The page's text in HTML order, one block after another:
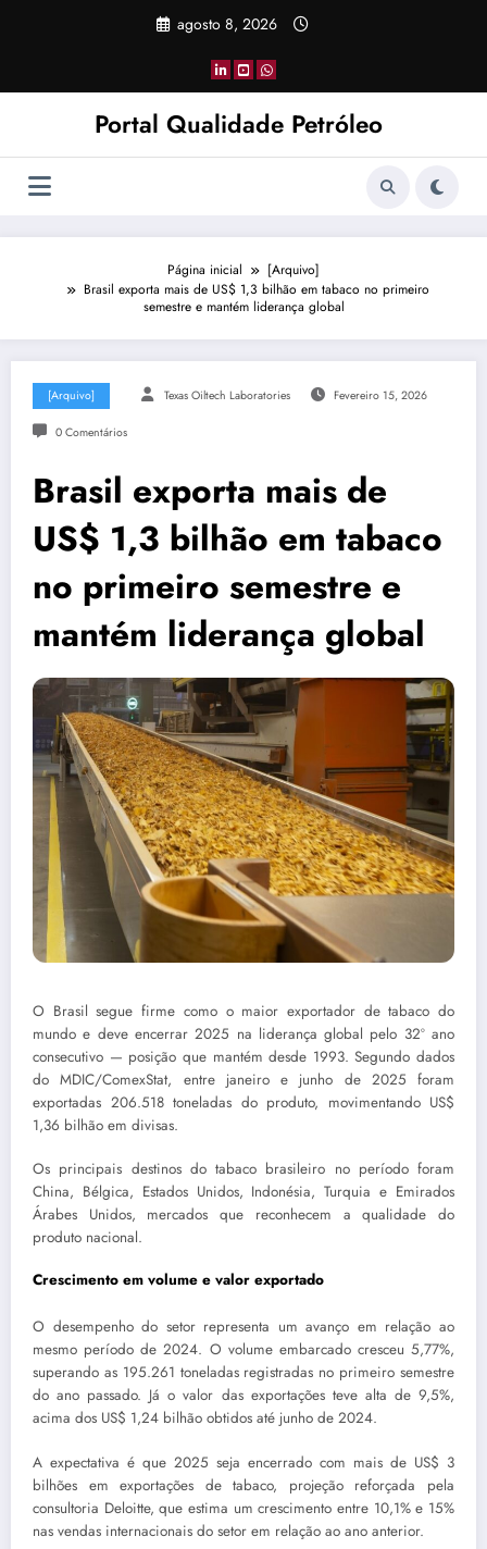
agosto 8, 2026
Portal Qualidade Petróleo
Página inicial
[Arquivo]
Brasil exporta mais de US$ 1,3 bilhão em tabaco no primeiro
semestre e mantém liderança global
[Arquivo] Texas Oiltech Laboratories Fevereiro 15, 2026
0 Comentários
Brasil exporta mais de
US$ 1,3 bilhão em tabaco
no primeiro semestre e
mantém liderança global
O Brasil segue firme como o maior exportador de tabaco do
mundo e deve encerrar 2025 na liderança global pelo 32º ano
consecutivo — posição que mantém desde 1993. Segundo dados
do MDIC/ComexStat, entre janeiro e junho de 2025 foram
exportadas 206.518 toneladas do produto, movimentando US$
1,36 bilhão em divisas.
Os principais destinos do tabaco brasileiro no período foram
China, Bélgica, Estados Unidos, Indonésia, Turquia e Emirados
Árabes Unidos, mercados que reconhecem a qualidade do
produto nacional.
Crescimento em volume e valor exportado
O desempenho do setor representa um avanço em relação ao
mesmo período de 2024. O volume embarcado cresceu 5,77%,
superando as 195.261 toneladas registradas no primeiro semestre
do ano passado. Já o valor das exportações teve alta de 9,5%,
acima dos US$ 1,24 bilhão obtidos até junho de 2024.
A expectativa é que 2025 seja encerrado com mais de US$ 3
bilhões em exportações de tabaco, projeção reforçada pela
consultoria Deloitte, que estima um crescimento entre 10,1% e 15%
nas vendas internacionais do setor em relação ao ano anterior.